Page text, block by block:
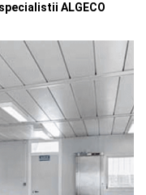
ALGECO